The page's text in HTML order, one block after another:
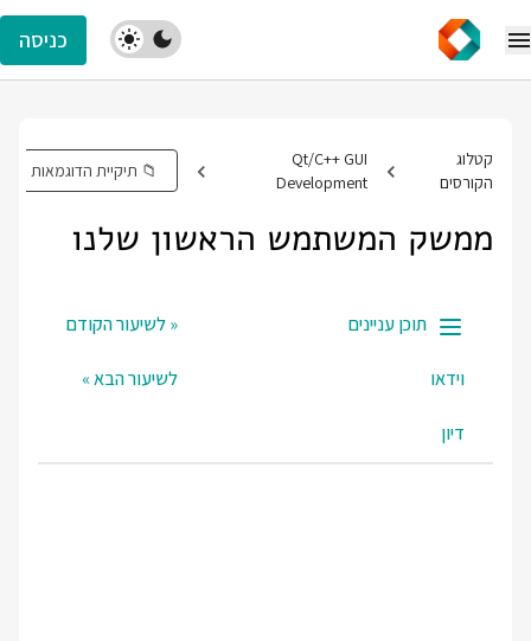
כניסה
קטלוג
הקורסים
Qt/C++ GUI
Development
📁 תיקיית הדוגמאות
ממשק המשתמש הראשון שלנו
תוכן עניינים
וידאו
דיון
« לשיעור הקודם
לשיעור הבא »